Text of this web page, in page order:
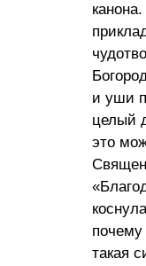
и уши
целый
это
почему
такая